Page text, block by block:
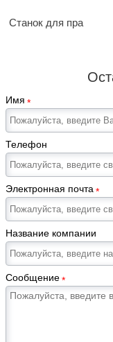
Станок для пра
Имя *
Телефон
Электронная почта *
Название компании
Сообщение*